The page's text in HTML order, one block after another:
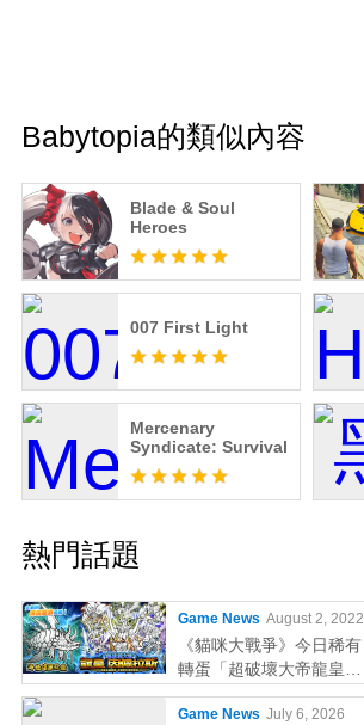
Babytopia的類似內容
Blade & Soul
Heroes
007 First Light
Mercenary
Syndicate: Survival
熱門話題
Game News August 2, 2022
《貓咪大戰爭》今日稀有
轉蛋「超破壞大帝龍皇因
佩拉斯」系列新角色登場
Game News July 6, 2026